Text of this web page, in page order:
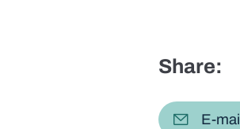
Share:
E-mail